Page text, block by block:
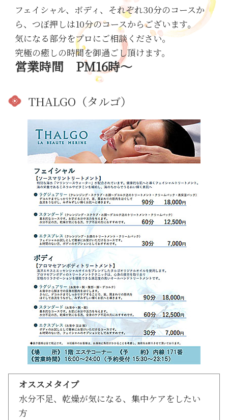
フェイシャル、ボディ、それぞれ30分のコースか
ら、つぼ押しは10分のコースからございます。
気になる部分をプロにご相談ください。
究極の癒しの時間を御過ごし頂けます。
営業時間 PM16時～
THALGO（タルゴ）
オススメタイプ
水分不足、乾燥が気になる、集中ケアをしたい
方